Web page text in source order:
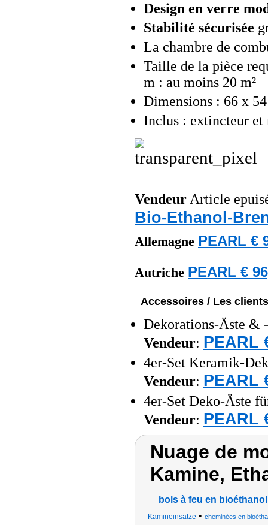
Design en verre
Stabilité sécurisée
La chambre de
Taille de la pièce
m : au moins 20 m²
Dimensions : 66 x
Inclus : extincteur et
Vendeur Article
Bio-Ethanol-
Allemagne PEARL €
Autriche PEARL €
Accessoires / Les
Dekorations-Äste &
Vendeur: PEARL
4er-Set Keramik-
Vendeur: PEARL
4er-Set Deko-Äste
Vendeur: PEARL
Nuage de
Kamine,
bols à feu en bioéthanol
Kamineinsätze • cheminées en